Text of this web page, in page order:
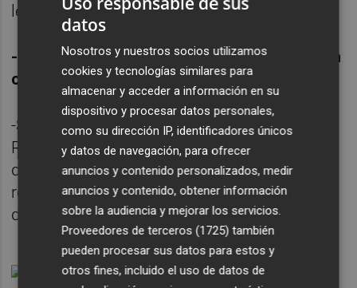
ley será reconocida en nuestro país.
-En conclusión, ¿esas reducciones sólo son
consecuencia de jueces reaccionarios?
-Se deben a la interpretación. ¿Por qué en La
Rioja con 54 sentencias interpretadas por
diferentes jueces no hubo una sola
reducción de pena? Rebajar las penas
depende de la voluntad del juez.
datos
Nosotros y nuestros socios utilizamos
cookies y tecnologías similares para
almacenar y acceder a información en su
dispositivo y procesar datos personales,
como su dirección IP, identificadores únicos
y datos de navegación, para ofrecer
anuncios y contenido personalizados, medir
anuncios y contenido, obtener información
sobre la audiencia y mejorar los servicios.
Proveedores de terceros (1725) también
pueden procesar sus datos para estos y
otros fines, incluido el uso de datos de